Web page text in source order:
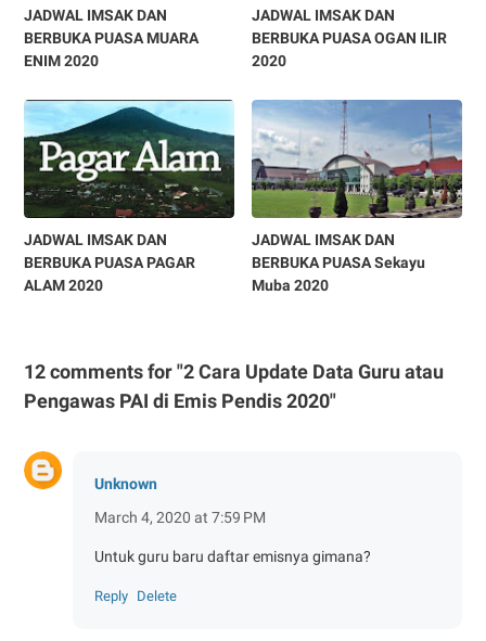
JADWAL IMSAK DAN
BERBUKA PUASA MUARA
ENIM 2020
JADWAL IMSAK DAN
BERBUKA PUASA OGAN ILIR
2020
JADWAL IMSAK DAN
BERBUKA PUASA PAGAR
ALAM 2020
JADWAL IMSAK DAN
BERBUKA PUASA Sekayu
Muba 2020
12 comments for "2 Cara Update Data Guru atau
Pengawas PAI di Emis Pendis 2020"
Unknown
March 4, 2020 at 7:59 PM
Untuk guru baru daftar emisnya gimana?
Reply Delete